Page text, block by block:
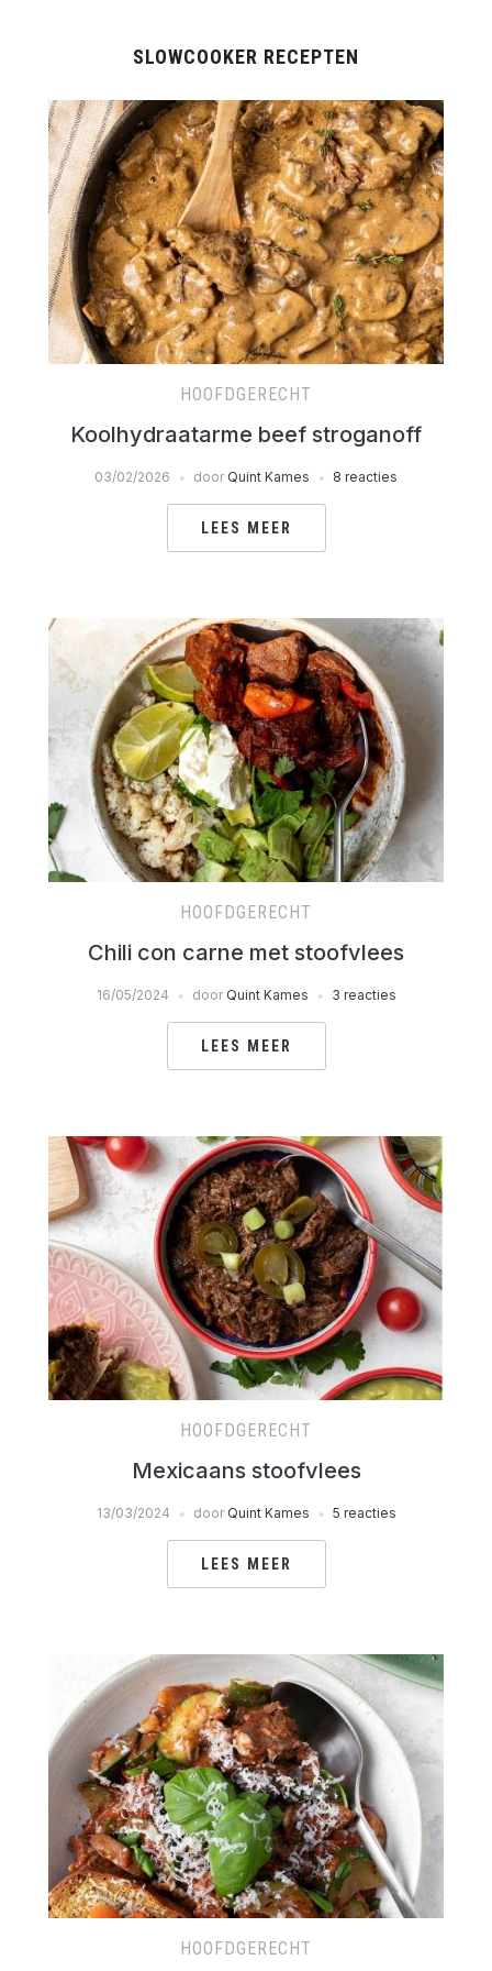
SLOWCOOKER RECEPTEN
HOOFDGERECHT
Koolhydraatarme beef stroganoff
03/02/2026 door Quint Kames 8 reacties
LEES MEER
HOOFDGERECHT
Chili con carne met stoofvlees
16/05/2024 door Quint Kames 3 reacties
LEES MEER
HOOFDGERECHT
Mexicaans stoofvlees
13/03/2024 door Quint Kames 5 reacties
LEES MEER
HOOFDGERECHT